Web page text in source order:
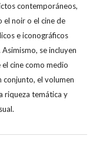
contemporáneos,
el noir o el cine de
e iconográficos
se incluyen
cine como medio
conjunto, el volumen
riqueza temática y